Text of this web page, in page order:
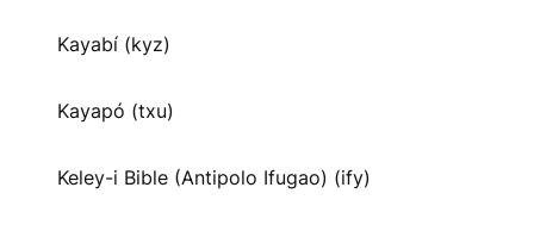
Kayabí (kyz)
Kayapó (txu)
Keley-i Bible (Antipolo Ifugao) (ify)